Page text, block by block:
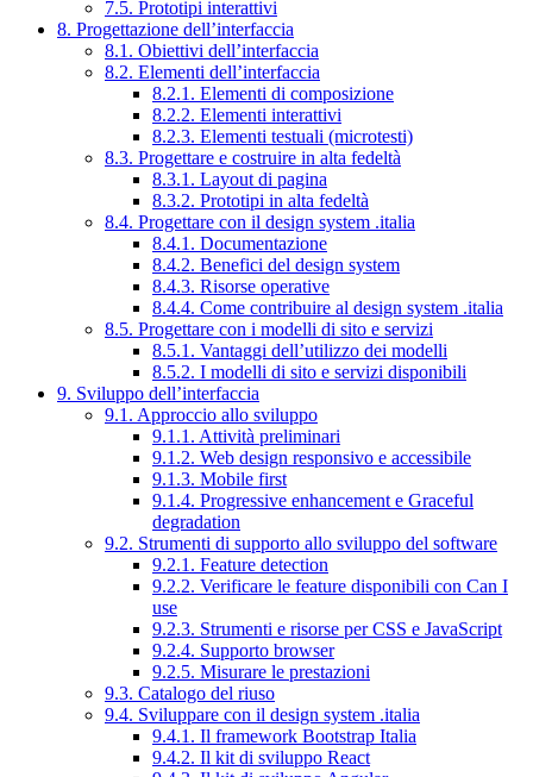
7.5. Prototipi interattivi
8. Progettazione dell’interfaccia
8.1. Obiettivi dell’interfaccia
8.2. Elementi dell’interfaccia
8.2.1. Elementi di composizione
8.2.2. Elementi interattivi
8.2.3. Elementi testuali (microtesti)
8.3. Progettare e costruire in alta fedeltà
8.3.1. Layout di pagina
8.3.2. Prototipi in alta fedeltà
8.4. Progettare con il design system .italia
8.4.1. Documentazione
8.4.2. Benefici del design system
8.4.3. Risorse operative
8.4.4. Come contribuire al design system .italia
8.5. Progettare con i modelli di sito e servizi
8.5.1. Vantaggi dell’utilizzo dei modelli
8.5.2. I modelli di sito e servizi disponibili
9. Sviluppo dell’interfaccia
9.1. Approccio allo sviluppo
9.1.1. Attività preliminari
9.1.2. Web design responsivo e accessibile
9.1.3. Mobile first
9.1.4. Progressive enhancement e Graceful
degradation
9.2. Strumenti di supporto allo sviluppo del software
9.2.1. Feature detection
9.2.2. Verificare le feature disponibili con Can I
use
9.2.3. Strumenti e risorse per CSS e JavaScript
9.2.4. Supporto browser
9.2.5. Misurare le prestazioni
9.3. Catalogo del riuso
9.4. Sviluppare con il design system .italia
9.4.1. Il framework Bootstrap Italia
9.4.2. Il kit di sviluppo React